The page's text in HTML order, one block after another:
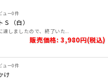
ュー0件
（白）
達しましたので、終了いた..
販売価格: 3,980円(税込)
ュー0件
け